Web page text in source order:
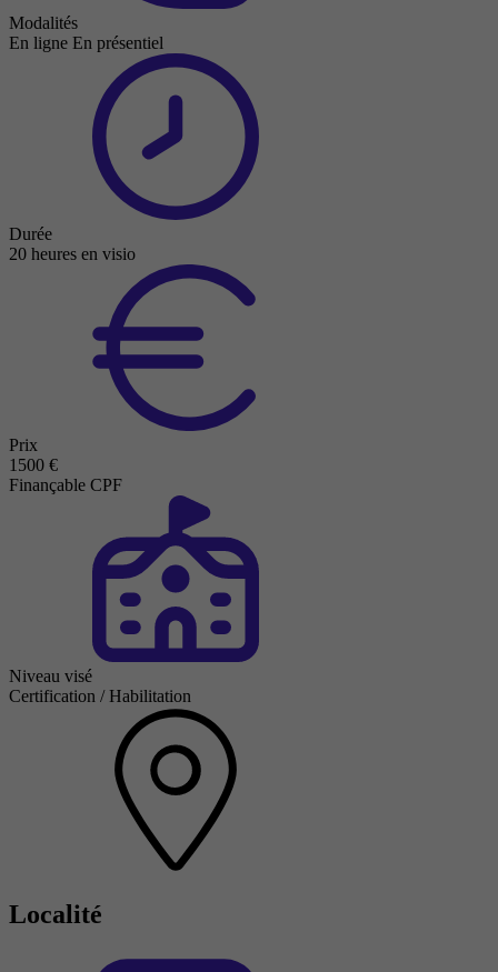
Modalités
En ligne En présentiel
Durée
20 heures en visio
Prix
1500 €
Finançable CPF
Niveau visé
Certification / Habilitation
Localité